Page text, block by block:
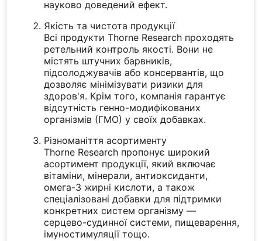
науково доведений ефект.
Якість та чистота продукції
Всі продукти Thorne Research проходять
ретельний контроль якості. Вони не
містять штучних барвників,
підсолоджувачів або консервантів, що
дозволяє мінімізувати ризики для
здоров'я. Крім того, компанія гарантує
відсутність генно-модифікованих
організмів (ГМО) у своїх добавках.
Різноманіття асортименту
Thorne Research пропонує широкий
асортимент продукції, який включає
вітаміни, мінерали, антиоксиданти,
омега-3 жирні кислоти, а також
спеціалізовані добавки для підтримки
конкретних систем організму —
серцево-судинної системи, пищеварення,
імуностимуляції тощо.